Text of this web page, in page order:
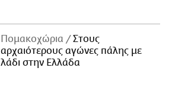
Πομακοχώρια
Στους
αρχαιότερους αγώνες πάλης με
λάδι στην Ελλάδα